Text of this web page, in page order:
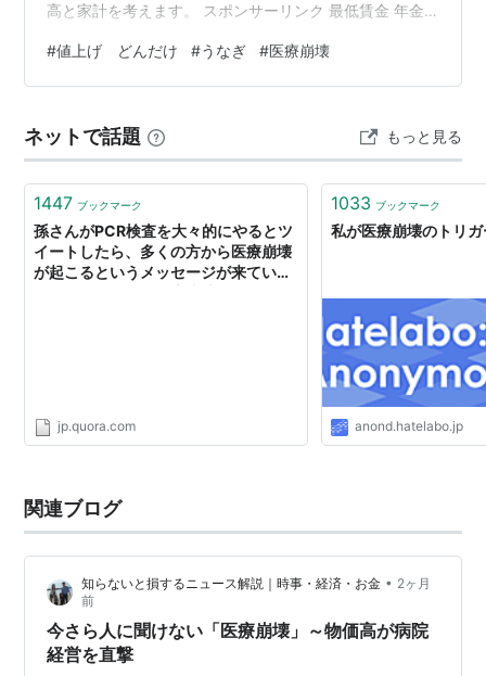
高と家計を考えます。 スポンサーリンク 最低賃金 年金
1000円超え 1時間をきっちり働いて、1,030円くらいの
報酬を手にできるように改正された最低賃金。 8時間仕
非正規は「働けど働けど、じっと手を見る」心持でしょ
う。 地方は公共交通機関の便が良くないので、車が必需
品。 …
#値上げ どんだけ #うなぎ #医療崩壊
ネットで話題 もっと見る
1447 ブックマーク
孫さんがPCR検査を大々的にやるとツ
イートしたら、多くの方から医療崩壊
が起こるというメッセージが来ている
jp.quora.com
1033 ブックマーク
私が医療崩壊のトリ
anond.hatelabo.jp
関連ブログ
知らないと損するニュース解説｜時事・経済・お金 • 2ヶ月
前
今さら人に聞けない「医療崩壊」～物価高が病院
経営を直撃